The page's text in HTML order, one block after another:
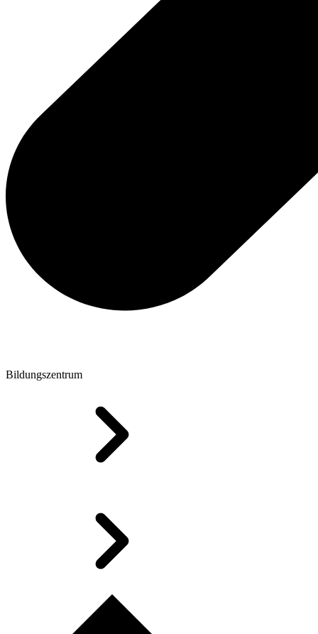
Bildungszentrum